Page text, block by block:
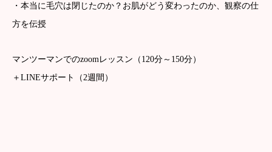
・本当に毛穴は閉じたのか？お肌がどう変わったのか、観察の仕
方を伝授
マンツーマンでのzoomレッスン（120分～150分）
＋LINEサポート（2週間）